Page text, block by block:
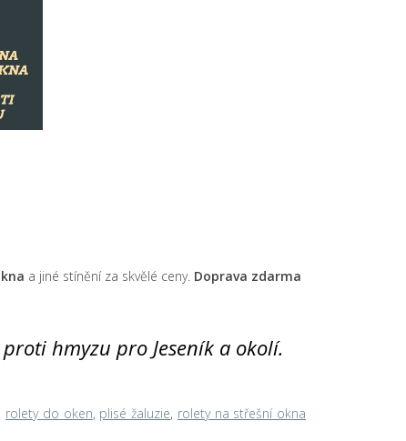
a jiné stínění za skvělé ceny. Doprava zdarma
hmyzu pro Jeseník a okolí.
rolety do oken, plisé žaluzie, rolety na střešní okna